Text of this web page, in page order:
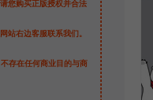
您购买正版授权并合法
站右边客服联系我们。
存在任何商业目的与商